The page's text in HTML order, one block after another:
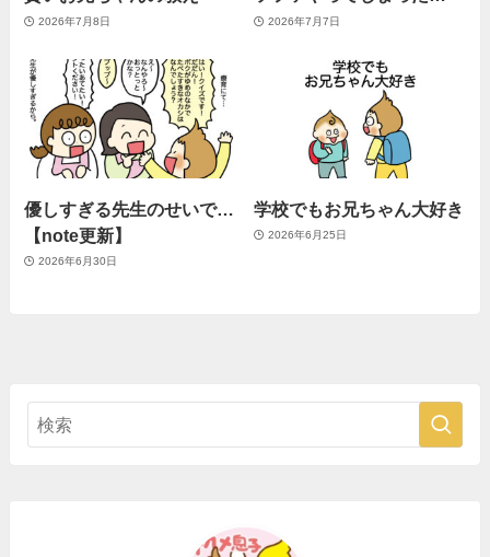
2026年7月8日 2026年7月7日
優しすぎる先生のせいで…
【note更新】
2026年6月30日
学校でもお兄ちゃん大好き
2026年6月25日